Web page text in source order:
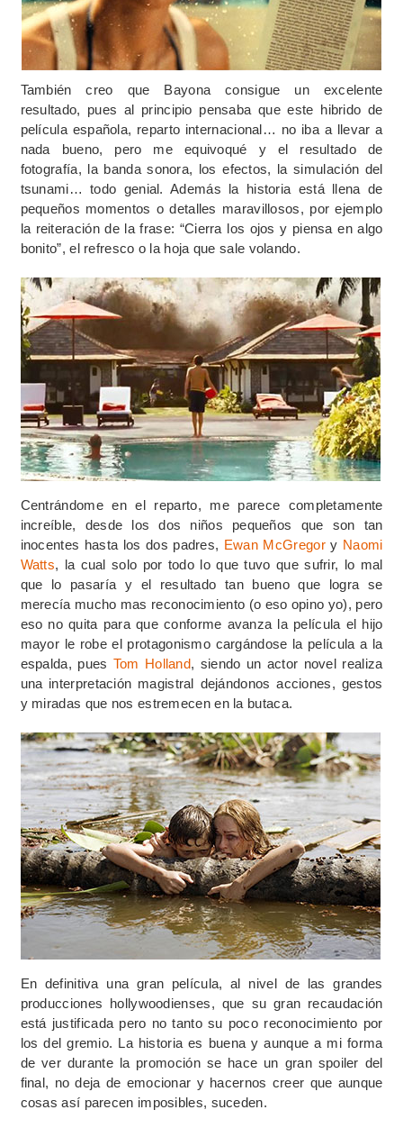
También creo que Bayona consigue un excelente
resultado, pues al principio pensaba que este hibrido de
película española, reparto internacional… no iba a llevar a
nada bueno, pero me equivoqué y el resultado de
fotografía, la banda sonora, los efectos, la simulación del
tsunami… todo genial. Además la historia está llena de
pequeños momentos o detalles maravillosos, por ejemplo
la reiteración de la frase: “Cierra los ojos y piensa en algo
bonito”, el refresco o la hoja que sale volando.
Centrándome en el reparto, me parece completamente
increíble, desde los dos niños pequeños que son tan
inocentes hasta los dos padres, Ewan McGregory Naomi
Watts, la cual solo por todo lo que tuvo que sufrir, lo mal
que lo pasaría y el resultado tan bueno que logra se
merecía mucho mas reconocimiento (o eso opino yo), pero
eso no quita para que conforme avanza la película el hijo
mayor le robe el protagonismo cargándose la película a la
espalda, pues Tom Holland, siendo un actor novel realiza
una interpretación magistral dejándonos acciones, gestos
y miradas que nos estremecen en la butaca.
En definitiva una gran película, al nivel de las grandes
producciones hollywoodienses, que su gran recaudación
está justificada pero no tanto su poco reconocimiento por
los del gremio. La historia es buena y aunque a mi forma
de ver durante la promoción se hace un gran spoiler del
final, no deja de emocionar y hacernos creer que aunque
cosas así parecen imposibles, suceden.